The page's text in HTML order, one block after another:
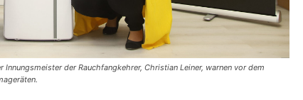
der Rauchfangkehrer, Christian Leiner, warnen vor dem